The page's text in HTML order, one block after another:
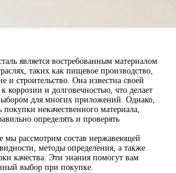
является востребованным материалом
таких как пищевое производство,
и строительство. Она известна своей
коррозии и долговечностью, что делает
для многих приложений. Однако,
покупки некачественного материала,
определять и проверять
мы рассмотрим состав нержавеющей
методы определения, а также
качества. Эти знания помогут вам
выбор при покупке.